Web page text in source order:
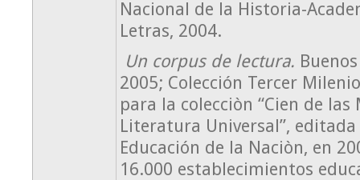
Nacional de la Historia-
Letras, 2004.
Un corpus de lectura.
2005; Colección Tercer
para la colecciòn “Cien de las
Literatura Universal”,
Educación de la Naciòn, en
16.000 establecimientos